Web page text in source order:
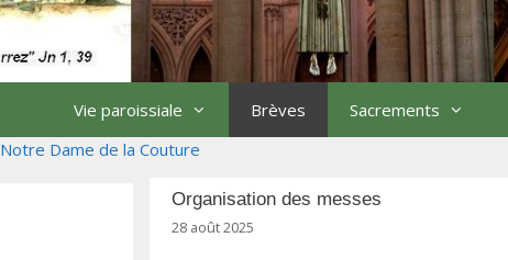
Vie paroissiale Brèves Sacrements
Notre Dame de la Couture
Organisation des messes
28 août 2025